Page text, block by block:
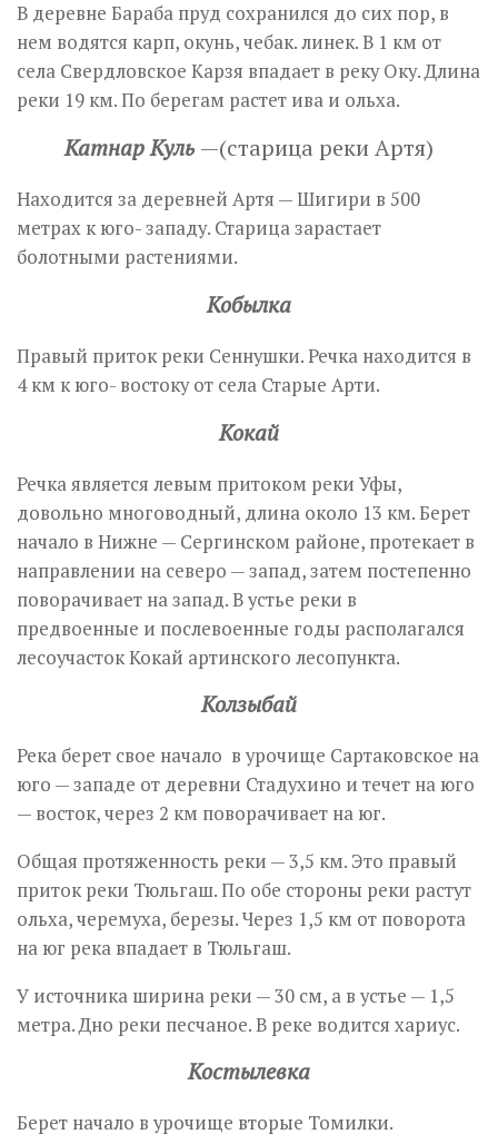
В деревне Бараба пруд сохранился до сих пор, в
нем водятся карп, окунь, чебак. линек. В 1 км от
села Свердловское Карзя впадает в реку Оку. Длина
реки 19 км. По берегам растет ива и ольха.
Катнар Куль—(старица реки Артя)
Находится за деревней Артя — Шигири в 500
метрах к юго- западу. Старица зарастает
болотными растениями.
Кобылка
Правый приток реки Сеннушки. Речка находится в
4 км к юго- востоку от села Старые Арти.
Кокай
Речка является левым притоком реки Уфы,
довольно многоводный, длина около 13 км. Берет
начало в Нижне — Сергинском районе, протекает в
направлении на северо — запад, затем постепенно
поворачивает на запад. В устье реки в
предвоенные и послевоенные годы располагался
лесоучасток Кокай артинского лесопункта.
Колзыбай
Река берет свое начало в урочище Сартаковское на
юго — западе от деревни Стадухино и течет на юго
— восток, через 2 км поворачивает на юг.
Общая протяженность реки — 3,5 км. Это правый
приток реки Тюльгаш. По обе стороны реки растут
ольха, черемуха, березы. Через 1,5 км от поворота
на юг река впадает в Тюльгаш.
У источника ширина реки — 30 см, а в устье — 1,5
метра. Дно реки песчаное. В реке водится хариус.
Костылевка
Берет начало в урочище вторые Томилки.